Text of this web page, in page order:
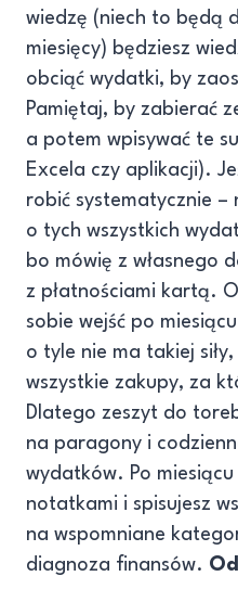
wiedzę (niech to będą
miesięcy) będziesz
obciąć wydatki, by
Pamiętaj, by zabierać
a potem wpisywać te
Excela czy aplikacji).
robić systematycznie –
o tych wszystkich
bo mówię z własnego
z płatnościami kartą.
sobie wejść po
o tyle nie ma takiej
wszystkie zakupy, za
Dlatego zeszyt do
na paragony i
wydatków. Po
notatkami i spisujesz
na wspomniane
diagnoza finansów.